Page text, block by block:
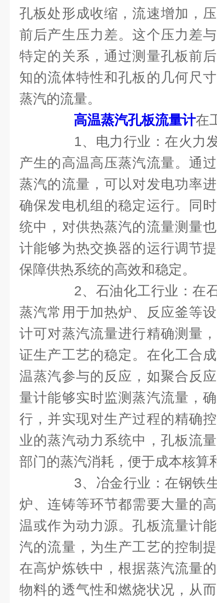
孔板处形成收缩，流速增加，
前后产生压力差。这个压力差
特定的关系，通过测量孔板前
知的流体特性和孔板的几何尺
蒸汽的流量。
高温蒸汽孔板流量计在
1、电力行业：在火力发
产生的高温高压蒸汽流量。通
蒸汽的流量，可以对发电功率
确保发电机组的稳定运行。同
统中，对供热蒸汽的流量测量
计能够为热交换器的运行调节
保障供热系统的高效和稳定。
2、石油化工行业：在石
蒸汽常用于加热炉、反应釜等
计可对蒸汽流量进行精确测量
证生产工艺的稳定。在化工合
温蒸汽参与的反应，如聚合反
量计能够实时监测蒸汽流量，
行，并实现对生产过程的精确
业的蒸汽动力系统中，孔板流
部门的蒸汽消耗，便于成本核算
3、冶金行业：在钢铁生
炉、连铸等环节都需要大量的
温或作为动力源。孔板流量计
汽的流量，为生产工艺的控制
在高炉炼铁中，根据蒸汽流量
物料的透气性和燃烧状况，从